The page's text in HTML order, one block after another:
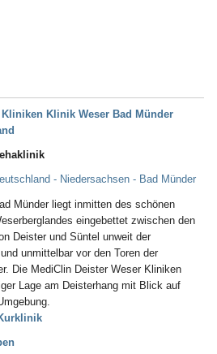
Kliniken Klinik Weser Bad Münder
- Niedersachsen - Bad Münder
Münder liegt inmitten des schönen
eingebettet zwischen den
Deister und Süntel unweit der
unmittelbar vor den Toren der
Die MediClin Deister Weser Kliniken
Lage am Deisterhang mit Blick auf